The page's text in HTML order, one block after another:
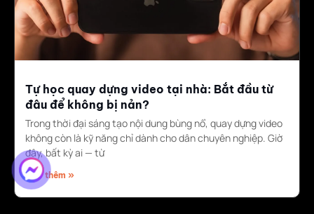
Tự học quay dựng video tại nhà: Bắt đầu từ
đâu để không bị nản?
Trong thời đại sáng tạo nội dung bùng nổ, quay dựng video
không còn là kỹ năng chỉ dành cho dân chuyên nghiệp. Giờ
đây, bất kỳ ai — từ
Đọc thêm »